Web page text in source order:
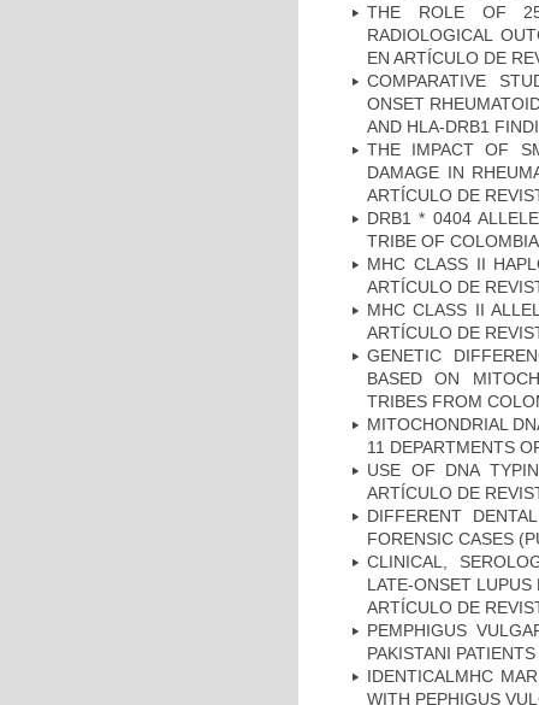
THE ROLE OF
RADIOLOGICAL
EN ARTÍCULO DE
COMPARATIVE
ONSET
AND HLA-DRB1
THE IMPACT OF
DAMAGE IN
ARTÍCULO DE
DRB1 * 0404
TRIBE OF
MHC CLASS II
ARTÍCULO DE
MHC CLASS II
ARTÍCULO DE
GENETIC
BASED ON
TRIBES FROM
MITOCHONDRIAL
11 DEPARTMENTS
USE OF DNA
ARTÍCULO DE
DIFFERENT
FORENSIC CASES
CLINICAL,
LATE-ONSET
ARTÍCULO DE
PEMPHIGUS
PAKISTANI
IDENTICALMHC
WITH PEPHIGUS